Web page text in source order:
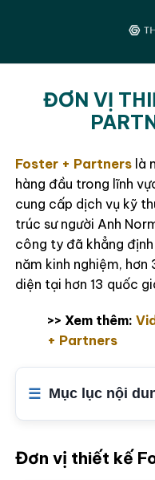
ĐƠN VỊ
Foster + Partners là
hàng đầu trong lĩnh
cung cấp dịch vụ kỹ
trúc sư người Anh
công ty đã khẳng
năm kinh nghiệm,
diện tại hơn 13 quốc
>> Xem thêm:
+ Partners
Mục lục nội
Đơn vị thiết kế